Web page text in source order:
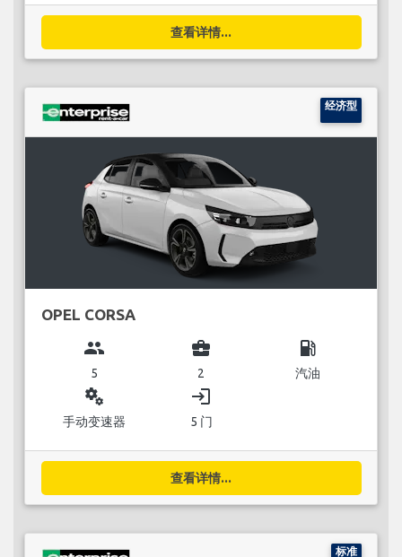
查看详情...
经济型
OPEL CORSA
group
5
business_center
2
local_gas_station
汽油
miscellaneous_services
手动变速器
login
5 门
查看详情...
标准